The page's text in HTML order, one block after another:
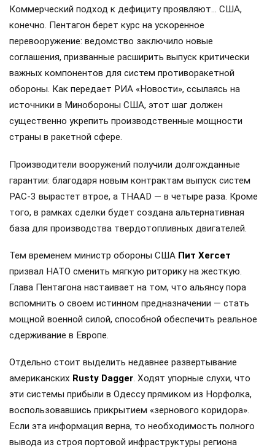
Коммерческий подход к дефициту проявляют… США,
конечно. Пентагон берет курс на ускоренное
перевооружение: ведомство заключило новые
соглашения, призванные расширить выпуск критически
важных компонентов для систем противоракетной
обороны. Как передает РИА «Новости», ссылаясь на
источники в Минобороны США, этот шаг должен
существенно укрепить производственные мощности
страны в ракетной сфере.
Производители вооружений получили долгожданные
гарантии: благодаря новым контрактам выпуск систем
PAC-3 вырастет втрое, а THAAD — в четыре раза. Кроме
того, в рамках сделки будет создана альтернативная
база для производства твердотопливных двигателей.
Тем временем министр обороны США Пит Хегсет
призвал НАТО сменить мягкую риторику на жесткую.
Глава Пентагона настаивает на том, что альянсу пора
вспомнить о своем истинном предназначении — стать
мощной военной силой, способной обеспечить реальное
сдерживание в Европе.
Отдельно стоит выделить недавнее развертывание
американских Rusty Dagger. Ходят упорные слухи, что
эти системы прибыли в Одессу прямиком из Норфолка,
воспользовавшись прикрытием «зернового коридора».
Если эта информация верна, то необходимость полного
вывода из строя портовой инфраструктуры региона